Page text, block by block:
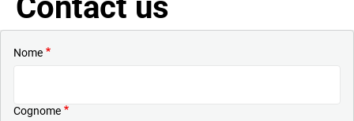
Contact us
Nome
Cognome